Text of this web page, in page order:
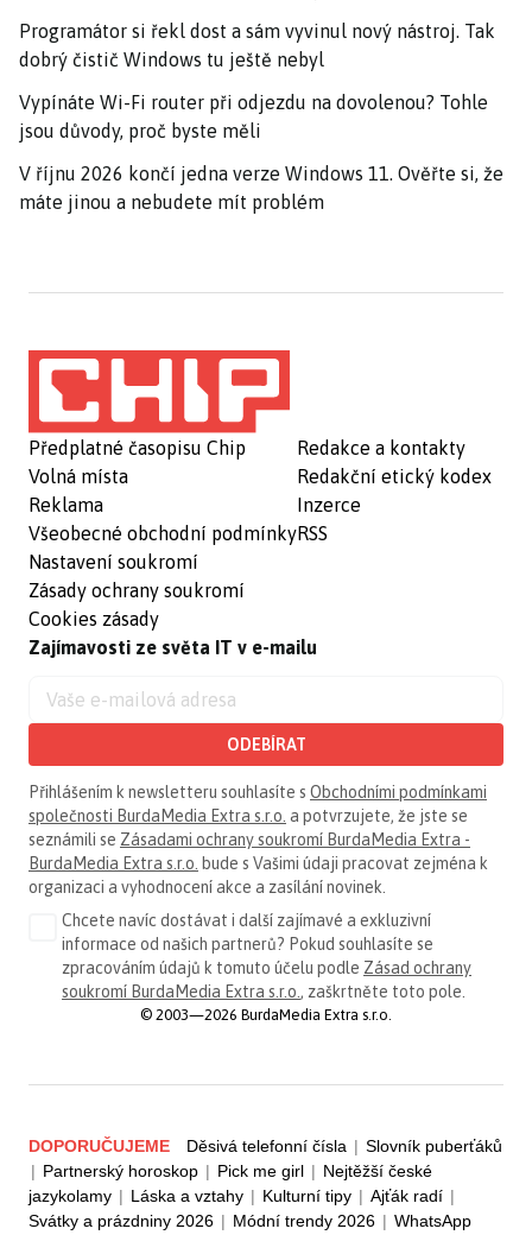
Programátor si řekl dost a sám vyvinul nový nástroj. Tak
dobrý čistič Windows tu ještě nebyl
Vypínáte Wi-Fi router při odjezdu na dovolenou? Tohle
jsou důvody, proč byste měli
V říjnu 2026 končí jedna verze Windows 11. Ověřte si, že
máte jinou a nebudete mít problém
Předplatné časopisu Chip
Volná místa
Reklama
Všeobecné obchodní podmínky
Nastavení soukromí
Zásady ochrany soukromí
Cookies zásady
Redakce a kontakty
Redakční etický kodex
Inzerce
RSS
Zajímavosti ze světa IT v e-mailu
ODEBÍRAT
Přihlášením k newsletteru souhlasíte s Obchodními podmínkami
společnosti BurdaMedia Extra s.r.o. a potvrzujete, že jste se
seznámili se Zásadami ochrany soukromí BurdaMedia Extra -
BurdaMedia Extra s.r.o. bude s Vašimi údaji pracovat zejména k
organizaci a vyhodnocení akce a zasílání novinek.
Chcete navíc dostávat i další zajímavé a exkluzivní
informace od našich partnerů? Pokud souhlasíte se
zpracováním údajů k tomuto účelu podle Zásad ochrany
soukromí BurdaMedia Extra s.r.o., zaškrtněte toto pole.
© 2003—2026 BurdaMedia Extra s.r.o.
DOPORUČUJEME Děsivá telefonní čísla | Slovník puberťáků
| Partnerský horoskop | Pick me girl | Nejtěžší české
jazykolamy | Láska a vztahy | Kulturní tipy | Ajťák radí |
Svátky a prázdniny 2026 | Módní trendy 2026 | WhatsApp